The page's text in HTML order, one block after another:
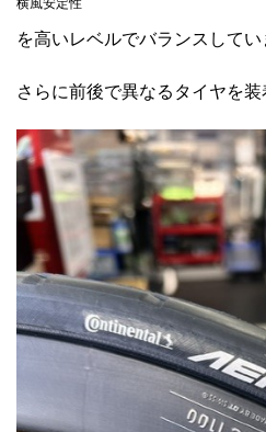
横風安定性
を高いレベルでバランスしてい
さらに前後で異なるタイヤを装